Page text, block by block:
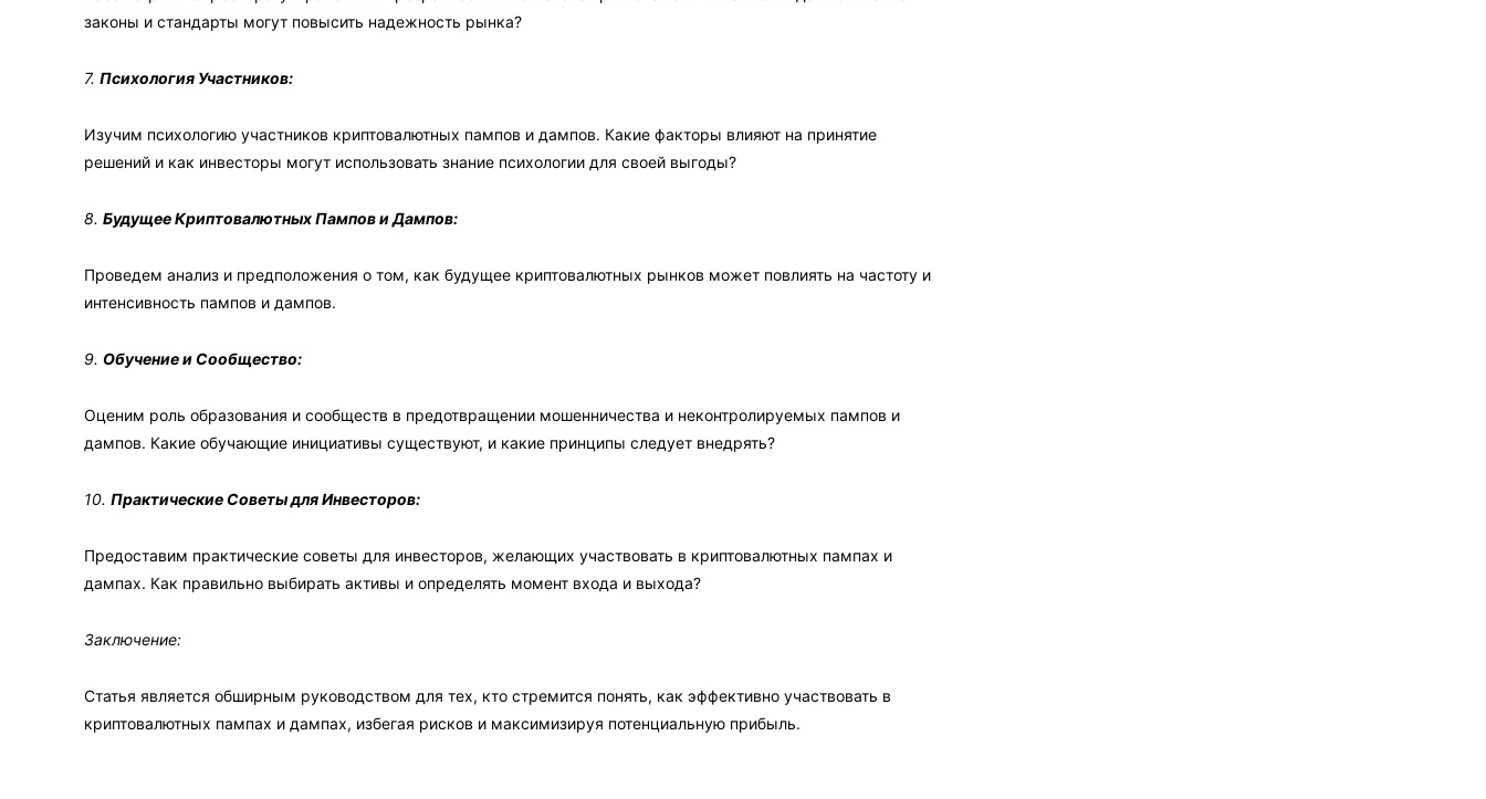
законы и стандарты могут повысить надежность рынка?
7. Психология Участников:
Изучим психологию участников криптовалютных пампов и дампов. Какие факторы влияют на принятие
решений и как инвесторы могут использовать знание психологии для своей выгоды?
8. Будущее Криптовалютных Пампов и Дампов:
Проведем анализ и предположения о том, как будущее криптовалютных рынков может повлиять на частоту и
интенсивность пампов и дампов.
9. Обучение и Сообщество:
Оценим роль образования и сообществ в предотвращении мошенничества и неконтролируемых пампов и
дампов. Какие обучающие инициативы существуют, и какие принципы следует внедрять?
10. Практические Советы для Инвесторов:
Предоставим практические советы для инвесторов, желающих участвовать в криптовалютных пампах и
дампах. Как правильно выбирать активы и определять момент входа и выхода?
Заключение:
Статья является обширным руководством для тех, кто стремится понять, как эффективно участвовать в
криптовалютных пампах и дампах, избегая рисков и максимизируя потенциальную прибыль.